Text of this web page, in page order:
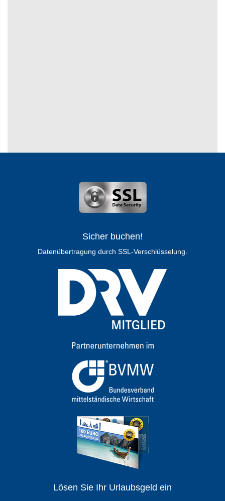
Sicher buchen!
Datenübertragung durch SSL-Verschlüsselung.
Lösen Sie Ihr Urlaubsgeld ein